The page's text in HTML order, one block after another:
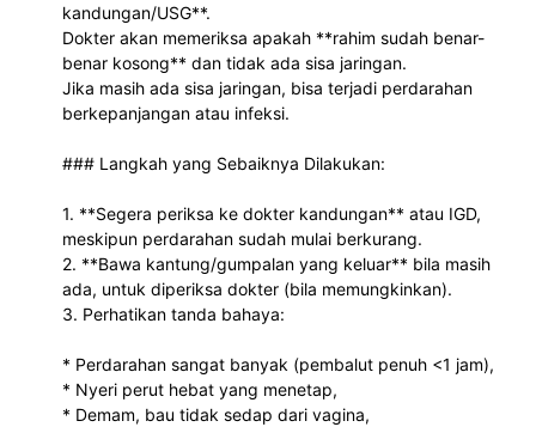
kandungan/USG**.
Dokter akan memeriksa apakah **rahim sudah benar-
benar kosong** dan tidak ada sisa jaringan.
Jika masih ada sisa jaringan, bisa terjadi perdarahan
berkepanjangan atau infeksi.
### Langkah yang Sebaiknya Dilakukan:
1. **Segera periksa ke dokter kandungan** atau IGD,
meskipun perdarahan sudah mulai berkurang.
2. **Bawa kantung/gumpalan yang keluar** bila masih
ada, untuk diperiksa dokter (bila memungkinkan).
3. Perhatikan tanda bahaya:
* Perdarahan sangat banyak (pembalut penuh <1 jam),
* Nyeri perut hebat yang menetap,
* Demam, bau tidak sedap dari vagina,